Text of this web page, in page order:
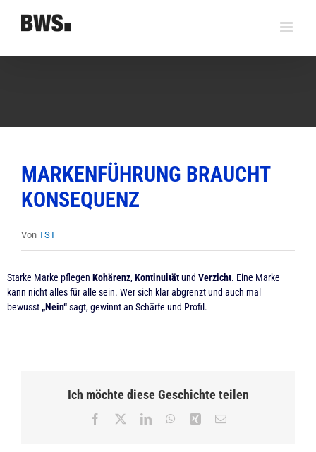
Zum
MARKENFÜHRUNG BRAUCHT
KONSEQUENZ
Von TST
Starke Marke pflegen Kohärenz,Kontinuitätund Verzicht. Eine Marke
kann nicht alles für alle sein. Wer sich klar abgrenzt und auch mal
bewusst „Nein“sagt, gewinnt an Schärfe und Profil.
Ich möchte diese Geschichte teilen
Facebook LinkedInWhatsApp
Xing E-